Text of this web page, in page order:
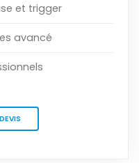
et trigger
avancé